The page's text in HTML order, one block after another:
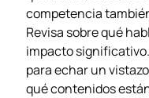
competencia
Revisa sobre qué
impacto
para echar un
qué contenidos